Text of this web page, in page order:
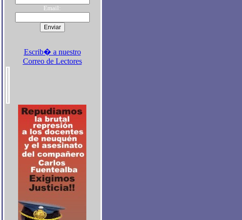
Email:
Escrib� a nuestro
Correo de Lectores